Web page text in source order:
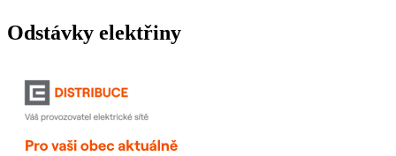
Odstávky elektřiny